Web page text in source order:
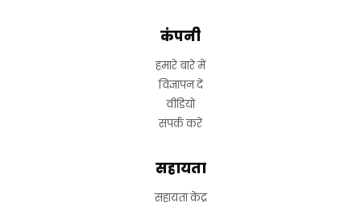
कंपनी
हमारे बारे में
विज्ञापन दें
वीडियो
संपर्क करें
सहायता
सहायता केंद्र